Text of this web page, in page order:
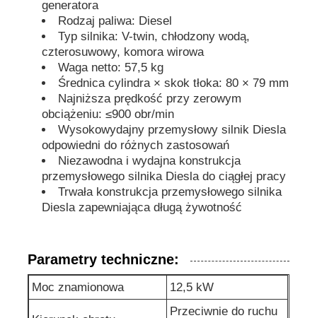
dźwiękoszczelny agregat prądotwórczy
Generator do użytku domowego
Zestaw generatora baldachimu
generator o niskim poziomie hałasu
Utrzymanie generatora
Zestaw generatora spawalniczego
silnik diesla generatora
generatora
Rodzaj paliwa: Diesel
Typ silnika: V-twin, chłodzony wodą,
czterosuwowy, komora wirowa
Waga netto: 57,5 kg
Średnica cylindra × skok tłoka: 80 × 79 mm
Najniższa prędkość przy zerowym
obciążeniu: ≤900 obr/min
Wysokowydajny przemysłowy silnik Diesla
odpowiedni do różnych zastosowań
Niezawodna i wydajna konstrukcja
przemysłowego silnika Diesla do ciągłej pracy
Trwała konstrukcja przemysłowego silnika
Diesla zapewniająca długą żywotność
Parametry techniczne:
Moc znamionowa 12,5 kW
Przeciwnie do ruchu